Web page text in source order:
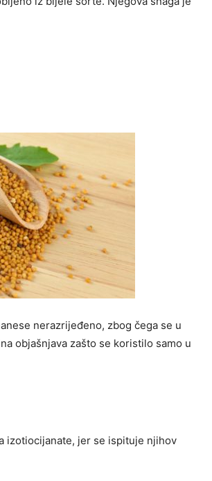
nerazrijeđeno, zbog čega se u
objašnjava zašto se koristilo samo u
izotiocijanate, jer se ispituje njihov